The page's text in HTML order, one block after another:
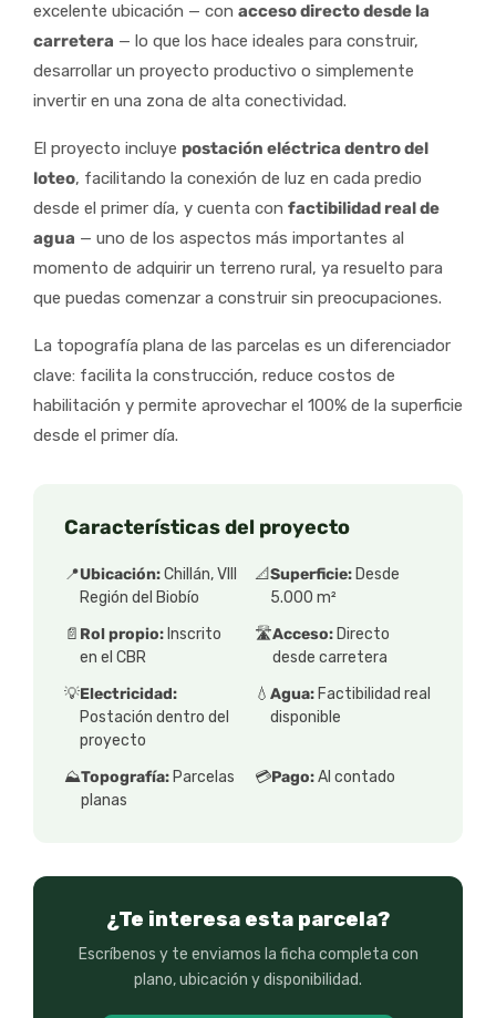
excelente ubicación — con acceso directo desde la
carretera — lo que los hace ideales para construir,
desarrollar un proyecto productivo o simplemente
invertir en una zona de alta conectividad.
El proyecto incluye postación eléctrica dentro del
loteo, facilitando la conexión de luz en cada predio
desde el primer día, y cuenta con factibilidad real de
agua — uno de los aspectos más importantes al
momento de adquirir un terreno rural, ya resuelto para
que puedas comenzar a construir sin preocupaciones.
La topografía plana de las parcelas es un diferenciador
clave: facilita la construcción, reduce costos de
habilitación y permite aprovechar el 100% de la superficie
desde el primer día.
Características del proyecto
📍Ubicación:Chillán, VIII
Región del Biobío
📐Superficie: Desde
5.000 m²
📄 Rol propio: Inscrito
en el CBR
🛣️Acceso: Directo
desde carretera
💡Electricidad:
Postación dentro del
proyecto
💧 Agua: Factibilidad real
disponible
⛰️Topografía: Parcelas
planas
💳Pago:Al contado
¿Te interesa esta parcela?
Escríbenos y te enviamos la ficha completa con
plano, ubicación y disponibilidad.